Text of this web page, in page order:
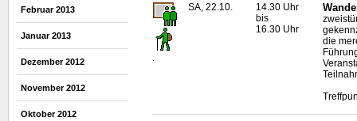
Februar 2013
Januar 2013
Dezember 2012
November 2012
Oktober 2012
.
SA, 22.10.
14.30 Uhr
bis
16.30 Uhr
die